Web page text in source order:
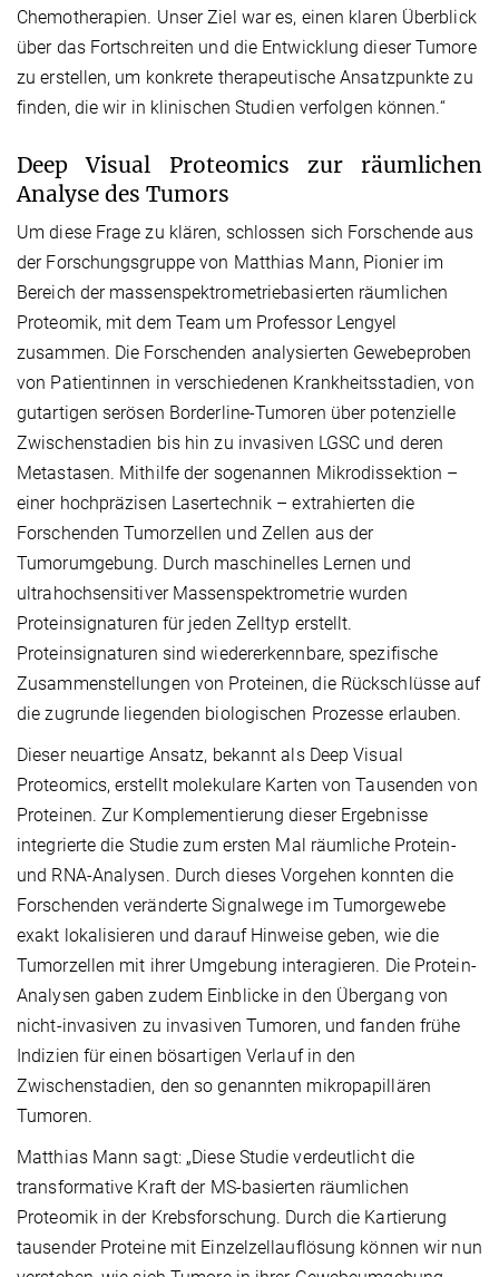
Chemotherapien. Unser Ziel war es, einen klaren Überblick
über das Fortschreiten und die Entwicklung dieser Tumore
zu erstellen, um konkrete therapeutische Ansatzpunkte zu
finden, die wir in klinischen Studien verfolgen können.“
Deep Visual Proteomics zur räumlichen
Analyse des Tumors
Um diese Frage zu klären, schlossen sich Forschende aus
der Forschungsgruppe von Matthias Mann, Pionier im
Bereich der massenspektrometriebasierten räumlichen
Proteomik, mit dem Team um Professor Lengyel
zusammen. Die Forschenden analysierten Gewebeproben
von Patientinnen in verschiedenen Krankheitsstadien, von
gutartigen serösen Borderline-Tumoren über potenzielle
Zwischenstadien bis hin zu invasiven LGSC und deren
Metastasen. Mithilfe der sogenannen Mikrodissektion –
einer hochpräzisen Lasertechnik – extrahierten die
Forschenden Tumorzellen und Zellen aus der
Tumorumgebung. Durch maschinelles Lernen und
ultrahochsensitiver Massenspektrometrie wurden
Proteinsignaturen für jeden Zelltyp erstellt.
Proteinsignaturen sind wiedererkennbare, spezifische
Zusammenstellungen von Proteinen, die Rückschlüsse auf
die zugrunde liegenden biologischen Prozesse erlauben.
Dieser neuartige Ansatz, bekannt als Deep Visual
Proteomics, erstellt molekulare Karten von Tausenden von
Proteinen. Zur Komplementierung dieser Ergebnisse
integrierte die Studie zum ersten Mal räumliche Protein-
und RNA-Analysen. Durch dieses Vorgehen konnten die
Forschenden veränderte Signalwege im Tumorgewebe
exakt lokalisieren und darauf Hinweise geben, wie die
Tumorzellen mit ihrer Umgebung interagieren. Die Protein-
Analysen gaben zudem Einblicke in den Übergang von
nicht-invasiven zu invasiven Tumoren, und fanden frühe
Indizien für einen bösartigen Verlauf in den
Zwischenstadien, den so genannten mikropapillären
Tumoren.
Matthias Mann sagt: „Diese Studie verdeutlicht die
transformative Kraft der MS-basierten räumlichen
Proteomik in der Krebsforschung. Durch die Kartierung
tausender Proteine mit Einzelzellauflösung können wir nun